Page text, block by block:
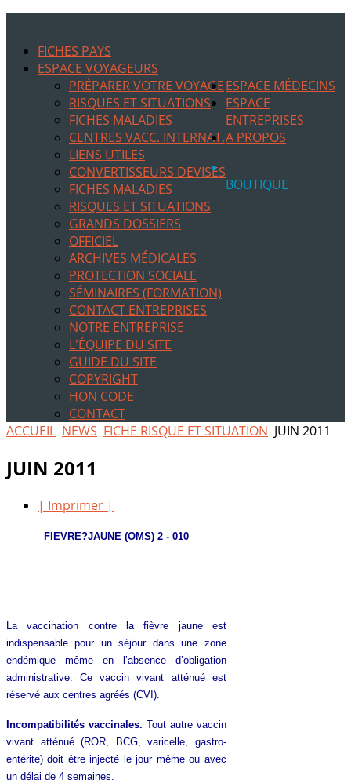
FICHES PAYS
ESPACE VOYAGEURS
PRÉPARER VOTRE VOYAGE
RISQUES ET SITUATIONS
FICHES MALADIES
CENTRES VACC. INTERNAT.
LIENS UTILES
CONVERTISSEURS DEVISES
ESPACE MÉDECINS
FICHES MALADIES
RISQUES ET SITUATIONS
GRANDS DOSSIERS
OFFICIEL
ARCHIVES MÉDICALES
ESPACE
ENTREPRISES
PROTECTION SOCIALE
SÉMINAIRES (FORMATION)
CONTACT ENTREPRISES
A PROPOS
NOTRE ENTREPRISE
L'ÉQUIPE DU SITE
GUIDE DU SITE
COPYRIGHT
HON CODE
CONTACT
BOUTIQUE
ACCUEIL NEWS FICHE RISQUE ET SITUATION JUIN 2011
JUIN 2011
| Imprimer |
FIEVRE?JAUNE (OMS) 2 - 010
La vaccination contre la fièvre jaune est
indispensable pour un séjour dans une zone
endémique même en l’absence d’obligation
administrative. Ce vaccin vivant atténué est
réservé aux centres agréés (CVI).
Incompatibilités vaccinales. Tout autre vaccin
vivant atténué (ROR, BCG, varicelle, gastro-
entérite) doit être injecté le jour même ou avec
un délai de 4 semaines.